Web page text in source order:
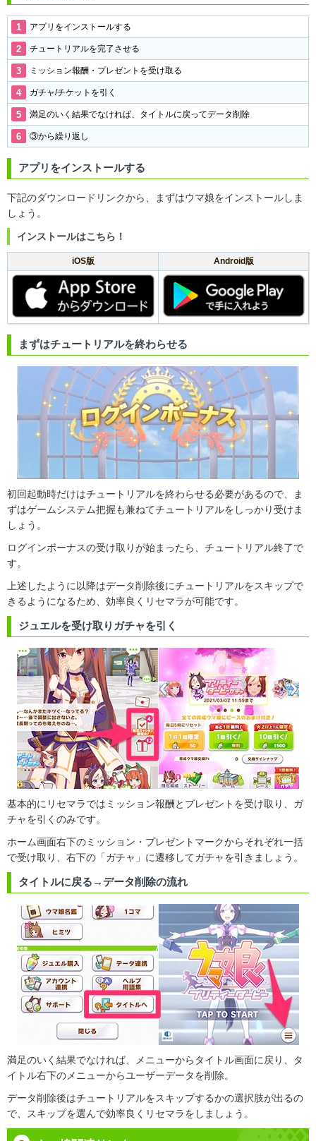
アプリをインストールする
チュートリアルを完了させる
ミッション報酬・プレゼントを受け取る
ガチャ/チケットを引く
満足のいく結果でなければ、タイトルに戻ってデータ削除
③から繰り返し
アプリをインストールする
下記のダウンロードリンクから、まずはウマ娘をインストールしま
しょう。
インストールはこちら！
iOS版 Android版
まずはチュートリアルを終わらせる
初回起動時だけはチュートリアルを終わらせる必要があるので、ま
ずはゲームシステム把握も兼ねてチュートリアルをしっかり受けま
しょう。
ログインボーナスの受け取りが始まったら、チュートリアル終了で
す。
上述したように以降はデータ削除後にチュートリアルをスキップで
きるようになるため、効率良くリセマラが可能です。
ジュエルを受け取りガチャを引く
基本的にリセマラではミッション報酬とプレゼントを受け取り、ガ
チャを引くのみです。
ホーム画面右下のミッション・プレゼントマークからそれぞれ一括
で受け取り、右下の「ガチャ」に遷移してガチャを引きましょう。
タイトルに戻る→データ削除の流れ
満足のいく結果でなければ、メニューからタイトル画面に戻り、タ
イトル右下のメニューからユーザーデータを削除。
データ削除後はチュートリアルをスキップするかの選択肢が出るの
で、スキップを選んで効率良くリセマラをしましょう。